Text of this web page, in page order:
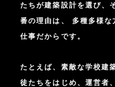
たちが建築設計を選び、
番の理由は、
多種多様な
仕事だからです。
たとえば、素敵な学校建
徒たちをはじめ、運営者、